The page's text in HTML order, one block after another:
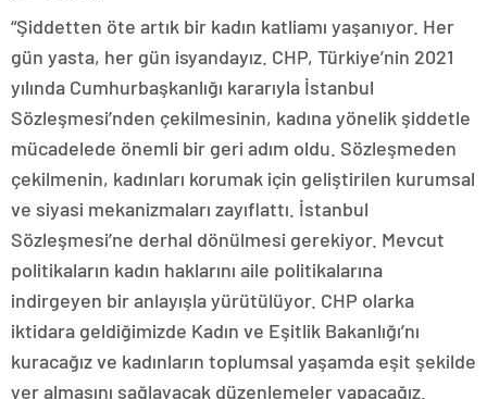
“Şiddetten öte artık bir kadın katliamı yaşanıyor. Her
gün yasta, her gün isyandayız. CHP, Türkiye’nin 2021
yılında Cumhurbaşkanlığı kararıyla İstanbul
Sözleşmesi’nden çekilmesinin, kadına yönelik şiddetle
mücadelede önemli bir geri adım oldu. Sözleşmeden
çekilmenin, kadınları korumak için geliştirilen kurumsal
ve siyasi mekanizmaları zayıflattı. İstanbul
Sözleşmesi’ne derhal dönülmesi gerekiyor. Mevcut
politikaların kadın haklarını aile politikalarına
indirgeyen bir anlayışla yürütülüyor. CHP olarka
iktidara geldiğimizde Kadın ve Eşitlik Bakanlığı’nı
kuracağız ve kadınların toplumsal yaşamda eşit şekilde
yer almasını sağlayacak düzenlemeler yapacağız.